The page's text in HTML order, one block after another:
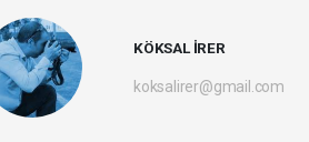
KÖKSAL İRER
koksalirer@gmail.com